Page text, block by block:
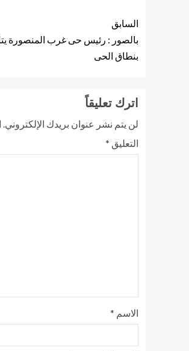
السابق
بالصور : رئيس حى غرب المنصورة
بنطاق الحى
اترك تعليقاً
لن يتم نشر عنوان بريدك الإلكتروني.
التعليق *
الاسم *